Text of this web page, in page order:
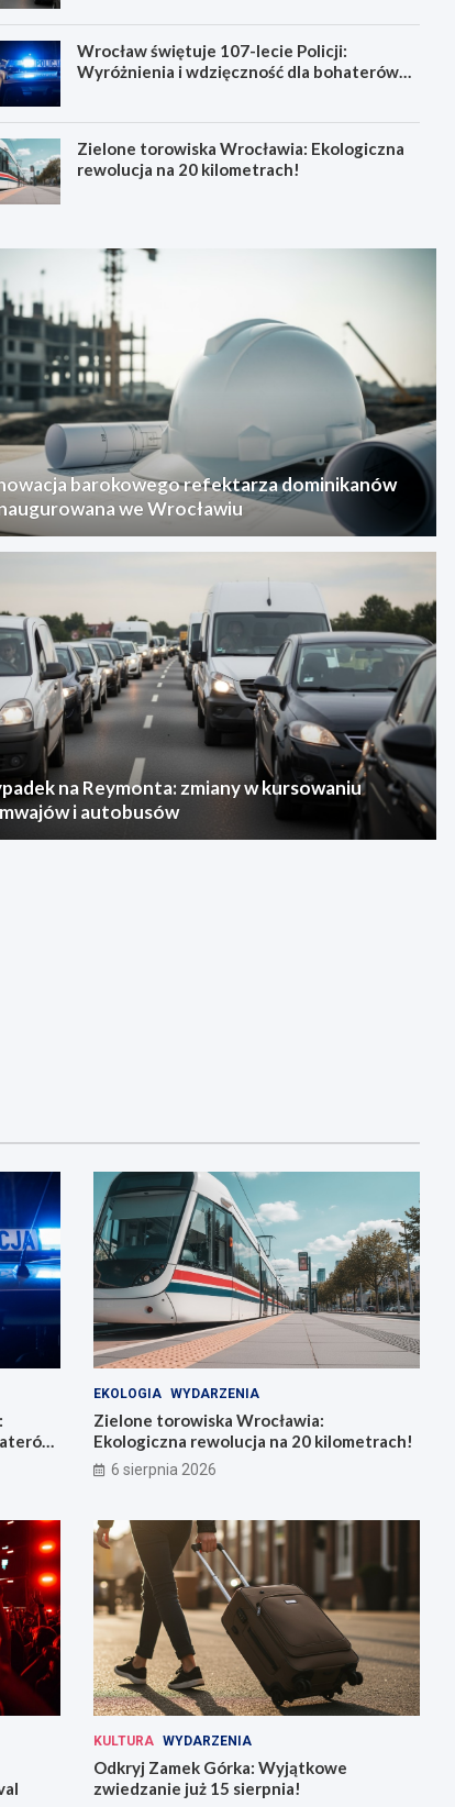
Wrocław świętuje 107-lecie Policji:
Wyróżnienia i wdzięczność dla bohaterów
Zielone torowiska Wrocławia: Ekologiczna
rewolucja na 20 kilometrach!
barokowego refektarza dominikanów
we Wrocławiu
na Reymonta: zmiany w kursowaniu
i autobusów
EKOLOGIA WYDARZENIA
Zielone torowiska Wrocławia:
Ekologiczna rewolucja na 20 kilometrach!
6 sierpnia 2026
KULTURA WYDARZENIA
Odkryj Zamek Górka: Wyjątkowe
zwiedzanie już 15 sierpnia!